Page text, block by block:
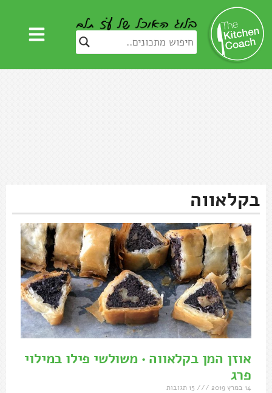
בקלאווה
אוזן המן בקלאווה • משולשי פילו במילוי
פרג
14 במרץ 2019